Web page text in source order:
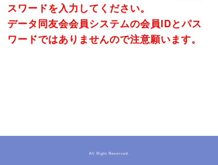
スワードを入力してください。
データ同友会会員システムの会員IDとパス
ワードではありませんので注意願います。
All Right Reserved.